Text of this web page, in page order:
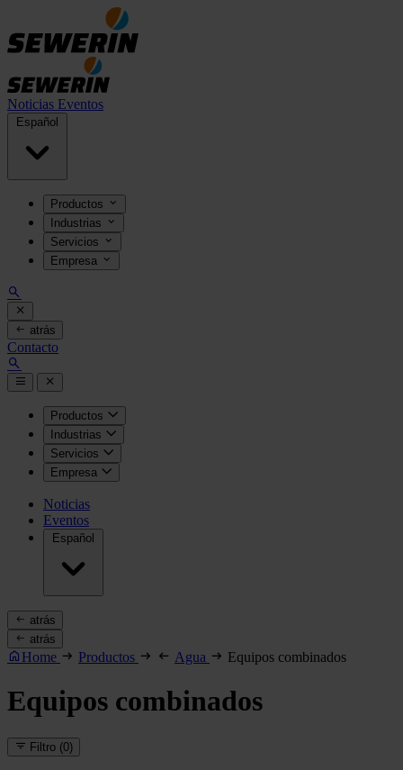
Noticias Eventos
Español
Productos
Industrias
Servicios
Empresa
atrás
Contacto
Productos
Industrias
Servicios
Empresa
Noticias
Eventos
Español
atrás
atrás
Home Productos Agua Equipos combinados
Equipos combinados
Filtro (0)